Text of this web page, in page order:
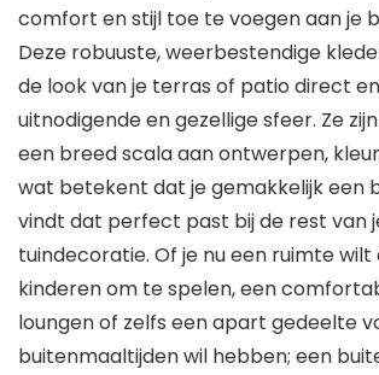
comfort en stijl toe te voegen aan je
Deze robuuste, weerbestendige
de look van je terras of patio direct
uitnodigende en gezellige sfeer. Ze
een breed scala aan ontwerpen,
wat betekent dat je gemakkelijk een
vindt dat perfect past bij de rest van
tuindecoratie. Of je nu een ruimte
kinderen om te spelen, een
loungen of zelfs een apart gedeelte
buitenmaaltijden wil hebben; een